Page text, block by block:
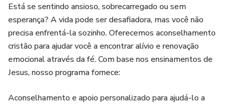
Está se sentindo ansioso, sobrecarregado ou sem
esperança? A vida pode ser desafiadora, mas você não
precisa enfrentá-la sozinho. Oferecemos aconselhamento
cristão para ajudar você a encontrar alívio e renovação
emocional através da fé. Com base nos ensinamentos de
Jesus, nosso programa fornece:
Aconselhamento e apoio personalizado para ajudá-lo a